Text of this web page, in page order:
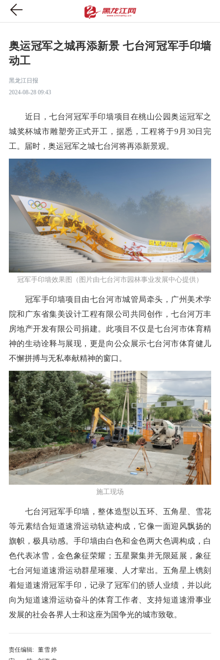
奥运冠军之城再添新景 七台河冠军手印墙
动工
黑龙江日报
2024-08-28 09:43
近日，七台河冠军手印墙项目在桃山公园奥运冠军之
城奖杯城市雕塑旁正式开工，据悉，工程将于9月30日完
工。届时，奥运冠军之城七台河将再添新景观。
冠军手印墙效果图（图片由七台河市园林事业发展中心提供）
冠军手印墙项目由七台河市城管局牵头，广州美术学
院和广东省集美设计工程有限公司共同创作，七台河万丰
房地产开发有限公司捐建。此项目不仅是七台河市体育精
神的生动诠释与展现，更是向公众展示七台河市体育健儿
不懈拼搏与无私奉献精神的窗口。
施工现场
七台河冠军手印墙，整体造型以五环、五角星、雪花
等元素结合短道速滑运动轨迹构成，它像一面迎风飘扬的
旗帜，极具动感。手印墙由白色和金色两大色调构成，白
色代表冰雪，金色象征荣耀；五星聚集并无限延展，象征
七台河短道速滑运动群星璀璨、人才辈出。五角星上镌刻
着短道速滑冠军手印，记录了冠军们的骄人业绩，并以此
向为短道速滑运动奋斗的体育工作者、支持短道速滑事业
发展的社会各界人士和这座为国争光的城市致敬。
责任编辑: 董雪婷